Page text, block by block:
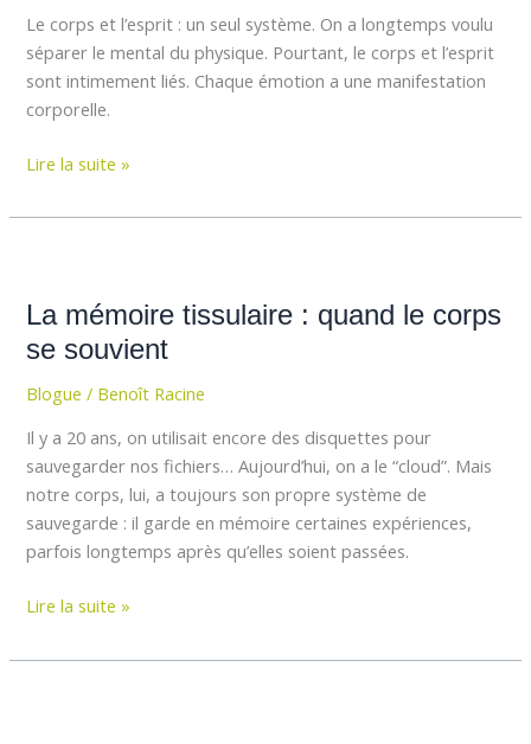
Le corps et l’esprit : un seul système. On a longtemps voulu
séparer le mental du physique. Pourtant, le corps et l’esprit
sont intimement liés. Chaque émotion a une manifestation
corporelle.
s’impriment
dans
Lire la suite »
La mémoire tissulaire : quand le corps
se souvient
Blogue / Benoît Racine
Il y a 20 ans, on utilisait encore des disquettes pour
sauvegarder nos fichiers… Aujourd’hui, on a le “cloud”. Mais
notre corps, lui, a toujours son propre système de
sauvegarde : il garde en mémoire certaines expériences,
parfois longtemps après qu’elles soient passées.
tissulaire
:
le
corps
se
souvient
Lire la suite »